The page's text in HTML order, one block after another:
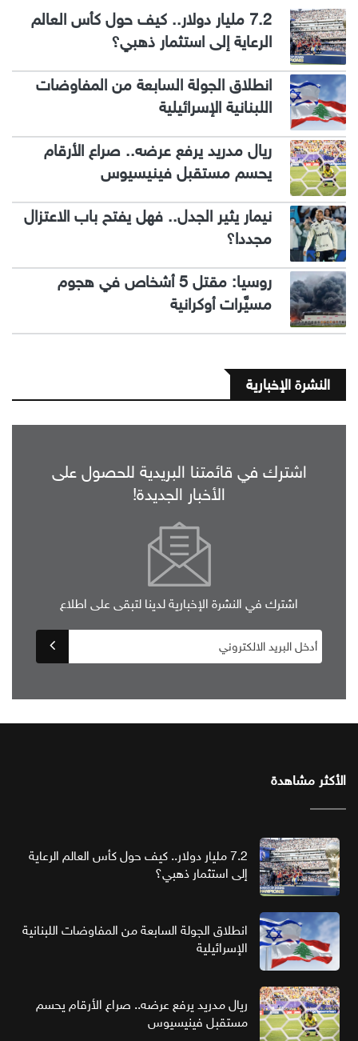
7.2 مليار دولار.. كيف حول كأس العالم
الرعاية إلى استثمار ذهبي؟
انطلاق الجولة السابعة من المفاوضات
اللبنانية الإسرائيلية
ريال مدريد يرفع عرضه.. صراع الأرقام
يحسم مستقبل فينيسيوس
نيمار يثير الجدل.. فهل يفتح باب الاعتزال
مجددا؟
روسيا: مقتل 5 أشخاص في هجوم
مسيَّرات أوكرانية
النشرة الإخبارية
اشترك في قائمتنا البريدية للحصول على
الأخبار الجديدة!
اشترك في النشرة الإخبارية لدينا لتبقى على اطلاع
الأكثر مشاهدة
7.2 مليار دولار.. كيف حول كأس العالم الرعاية
إلى استثمار ذهبي؟
انطلاق الجولة السابعة من المفاوضات اللبنانية
الإسرائيلية
ريال مدريد يرفع عرضه.. صراع الأرقام يحسم
مستقبل فينيسيوس